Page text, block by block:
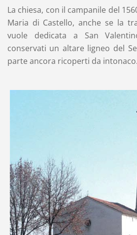
La chiesa, con il campanile del
Maria di Castello, anche se la
vuole dedicata a San
conservati un altare ligneo del
parte ancora ricoperti da intonaco.